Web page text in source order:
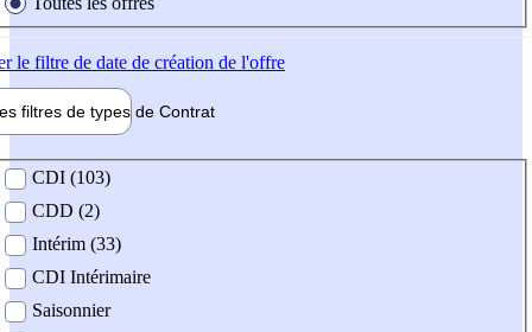
le filtre de date de création de l'offre
filtres de types de Contrat
contrat
CDI (103)
CDD (2)
Intérim (33)
CDI Intérimaire
Saisonnier